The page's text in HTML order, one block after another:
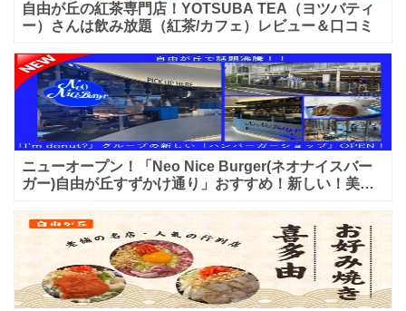
自由が丘の紅茶専門店！YOTSUBA TEA（ヨツバティ
ー）さんは飲み放題（紅茶/カフェ）レビュー＆口コミ
ニューオープン！「Neo Nice Burger(ネオナイスバー
ガー)自由が丘すずかけ通り」おすすめ！新しい！美味